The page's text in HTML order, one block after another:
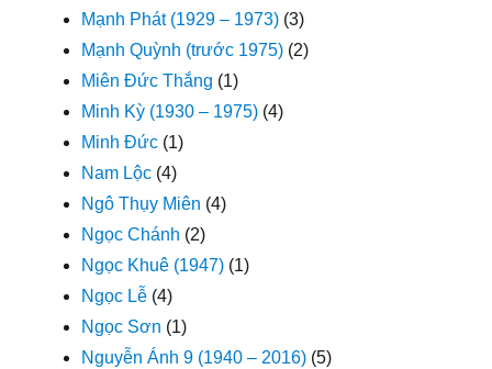
Mạnh Phát (1929 – 1973) (3)
Mạnh Quỳnh (trước 1975) (2)
Miên Đức Thắng (1)
Minh Kỳ (1930 – 1975) (4)
Minh Đức (1)
Nam Lộc (4)
Ngô Thụy Miên (4)
Ngọc Chánh (2)
Ngọc Khuê (1947) (1)
Ngọc Lễ (4)
Ngọc Sơn (1)
Nguyễn Ánh 9 (1940 – 2016) (5)